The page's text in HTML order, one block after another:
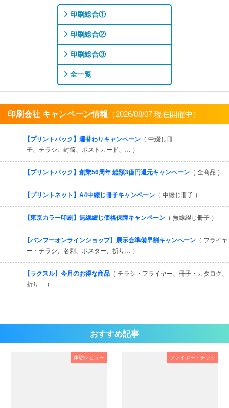
印刷総合①
印刷総合②
印刷総合③
全一覧
印刷会社 キャンペーン情報 （2026/08/07 現在開催中）
【プリントパック】週替わりキャンペーン （ 中綴じ冊
子、チラシ、封筒、ポストカード、… ）
【プリントパック】創業56周年 総額3億円還元キャンペーン （ 全商品 ）
【プリントネット】A4中綴じ冊子キャンペーン （ 中綴じ冊子 ）
【東京カラー印刷】無線綴じ価格保障キャンペーン （ 無線綴じ冊子 ）
【バンフーオンラインショップ】展示会準備早割キャンペーン （ フライヤ
ー・チラシ、名刺、ポスター、折り… ）
【ラクスル】今月のお得な商品 （ チラシ・フライヤー、冊子・カタログ、
折り… ）
おすすめ記事
体験レビュー フライヤー・チラシ